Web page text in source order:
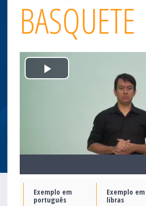
BASQUETE
Play
Exemplo em
português
Exemplo em
libras